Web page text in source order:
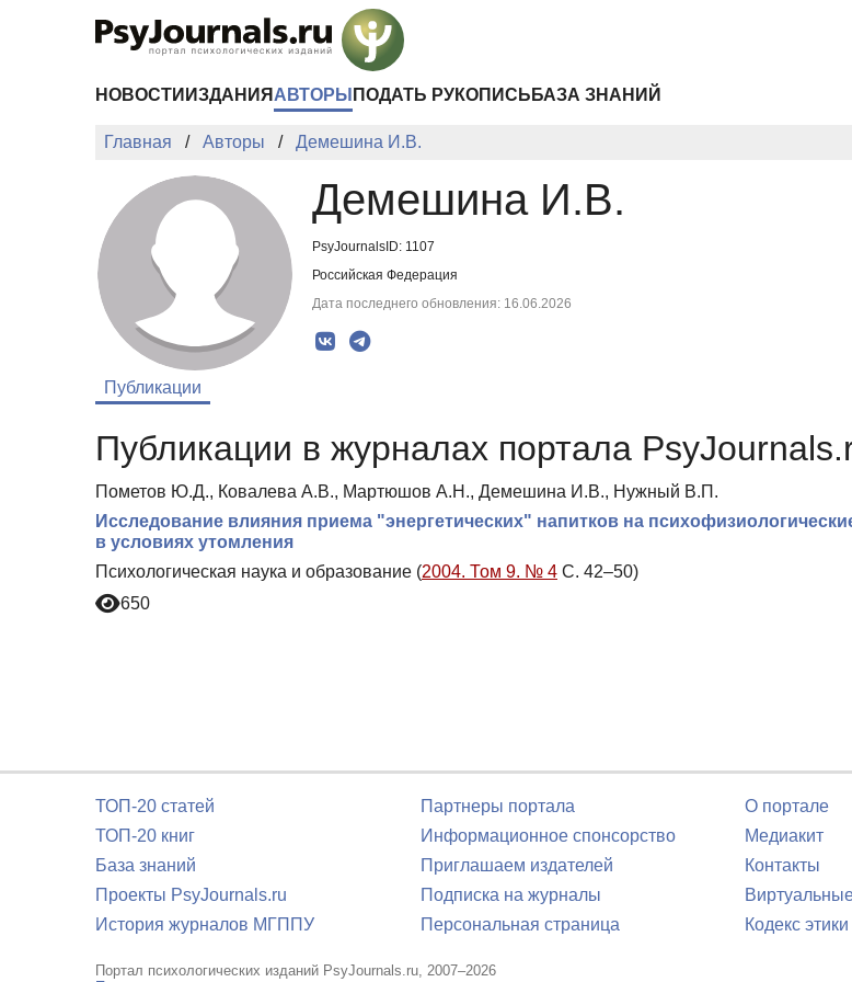
НОВОСТИ ИЗДАНИЯ АВТОРЫ ПОДАТЬ РУКОПИСЬ БАЗА ЗНАНИЙ
Главная Авторы Демешина И.В.
Демешина И.В.
PsyJournalsID: 1107
Российская Федерация
Дата последнего обновления: 16.06.2026
Публикации
Публикации в журналах портала
Пометов Ю.Д., Ковалева А.В., Мартюшов А.Н., Демешина И.В., Нужный В.П.
Исследование влияния приема "энергетических" напитков на
в условиях утомления
Психологическая наука и образование (2004. Том 9. № 4 С. 42–50)
650
ТОП-20 статей
ТОП-20 книг
База знаний
Проекты PsyJournals.ru
История журналов МГППУ
Партнеры портала
Информационное спонсорство
Приглашаем издателей
Подписка на журналы
Персональная страница
О портале
Медиакит
Контакты
Кодекс
Портал психологических изданий PsyJournals.ru, 2007–2026